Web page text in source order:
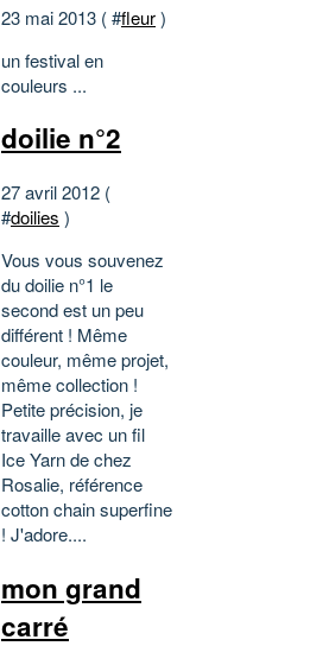
23 mai 2013 ( #fleur)
un festival en
couleurs ...
doilie n°2
27 avril 2012 (
#doilies )
Vous vous souvenez
du doilie n°1 le
second est un peu
différent ! Même
couleur, même projet,
même collection !
Petite précision, je
travaille avec un fil
Ice Yarn de chez
Rosalie, référence
cotton chain superfine
! J'adore....
mon grand
carré